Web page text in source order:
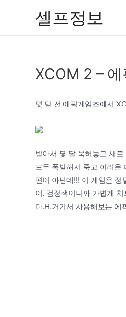
셀프정보
XCOM 2 –
몇 달 전 에픽게임즈에서
받아서 몇 달 묵혀놓고 새
모두 폭발해서 죽고 어려운
편이 아닌데!!! 이 게임은
어. 검정색이니까 가볍게
다.H.거기서 사용해보는